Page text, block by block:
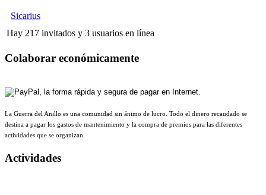
Sicarius
Hay 217 invitados y 3 usuarios en línea
Colaborar económicamente
La Guerra del Anillo es una comunidad sin ánimo de lucro. Todo el dinero recaudado se
destina a pagar los gastos de mantenimiento y la compra de premios para las diferentes
actividades que se organizan.
Actividades